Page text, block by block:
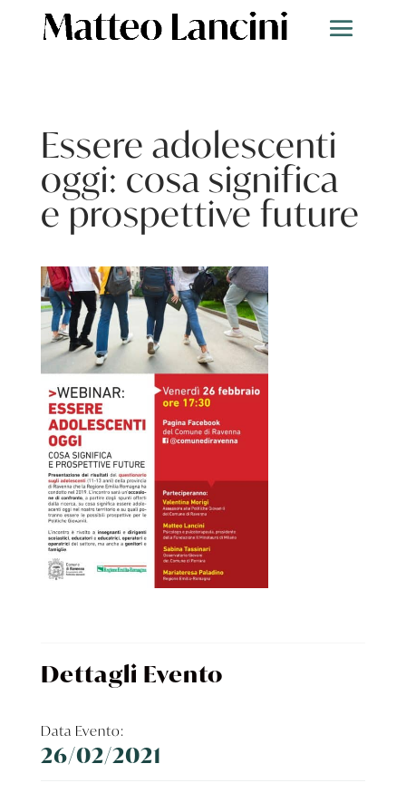
Essere adolescenti
oggi: cosa significa
e prospettive future
Dettagli Evento
Data Evento:
26/02/2021